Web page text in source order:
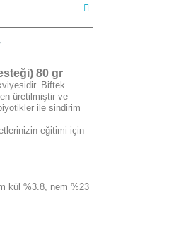
80 gr
Biftek
üretilmiştir ve
ile sindirim
eğitimi için
kül %3.8, nem %23